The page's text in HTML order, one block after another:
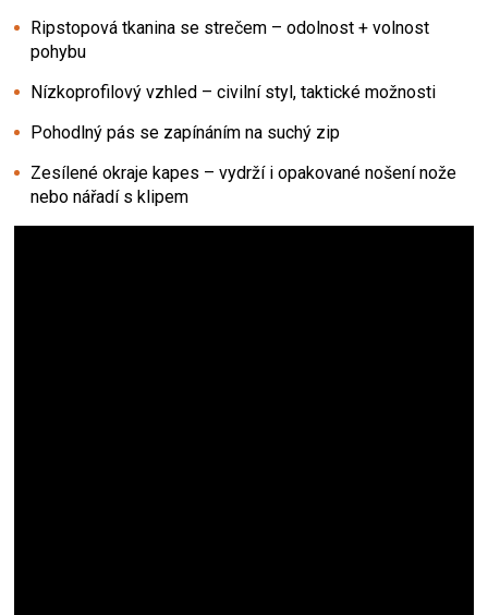
Ripstopová tkanina se strečem – odolnost + volnost
pohybu
Nízkoprofilový vzhled – civilní styl, taktické možnosti
Pohodlný pás se zapínáním na suchý zip
Zesílené okraje kapes – vydrží i opakované nošení nože
nebo nářadí s klipem